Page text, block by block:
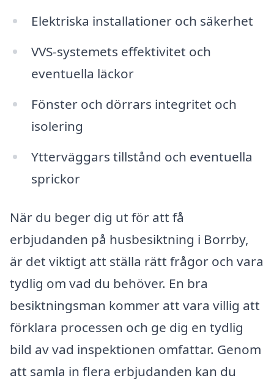
Elektriska installationer och säkerhet
VVS-systemets effektivitet och
eventuella läckor
Fönster och dörrars integritet och
isolering
Ytterväggars tillstånd och eventuella
sprickor
När du beger dig ut för att få
erbjudanden på husbesiktning i Borrby,
är det viktigt att ställa rätt frågor och vara
tydlig om vad du behöver. En bra
besiktningsman kommer att vara villig att
förklara processen och ge dig en tydlig
bild av vad inspektionen omfattar. Genom
att samla in flera erbjudanden kan du